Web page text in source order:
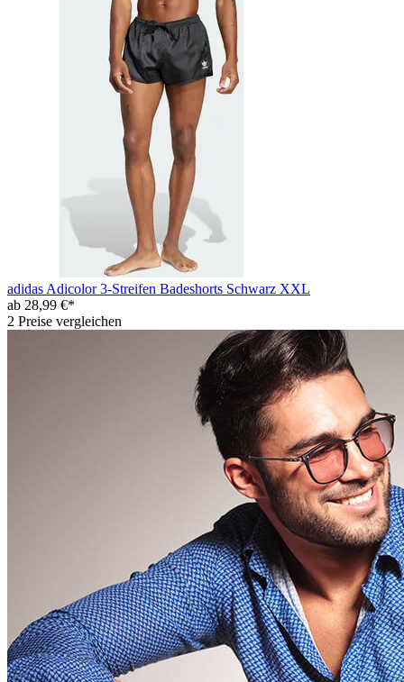
adidas Adicolor 3-Streifen Badeshorts Schwarz XXL
ab 28,99 €*
2 Preise vergleichen